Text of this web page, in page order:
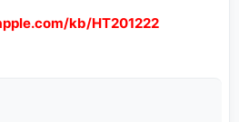
kb/HT201222